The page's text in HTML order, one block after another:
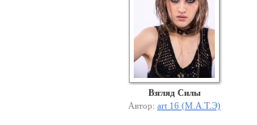
Взгляд Силы
Автор: art 16 (М.А.Т.Э)